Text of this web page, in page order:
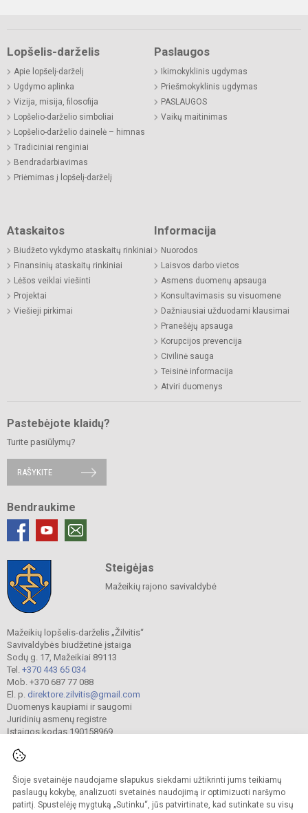
Šioje svetainėje naudojame slapukus siekdami užtikrinti jums teikiamų
paslaugų kokybę, analizuoti svetainės naudojimą ir optimizuoti naršymo
patirtį. Spustelėję mygtuką „Sutinku“, jūs patvirtinate, kad sutinkate su visų
Lopšelis-darželis
Apie lopšelį-darželį
Ugdymo aplinka
Vizija, misija, filosofija
Lopšelio-darželio simboliai
Lopšelio-darželio dainelė – himnas
Tradiciniai renginiai
Bendradarbiavimas
Priėmimas į lopšelį-darželį
Paslaugos
Ikimokyklinis ugdymas
Priešmokyklinis ugdymas
PASLAUGOS
Vaikų maitinimas
Ataskaitos
Biudžeto vykdymo ataskaitų rinkiniai
Finansinių ataskaitų rinkiniai
Lėšos veiklai viešinti
Projektai
Viešieji pirkimai
Informacija
Nuorodos
Laisvos darbo vietos
Asmens duomenų apsauga
Konsultavimasis su visuomene
Dažniausiai užduodami klausimai
Pranešėjų apsauga
Korupcijos prevencija
Civilinė sauga
Teisinė informacija
Atviri duomenys
Pastebėjote klaidų?
Turite pasiūlymų?
RAŠYKITE
Bendraukime
Steigėjas
Mažeikių rajono savivaldybė
Mažeikių lopšelis-darželis „Žilvitis“
Savivaldybės biudžetinė įstaiga
Sodų g. 17, Mažeikiai 89113
Tel. +370 443 65 034
Mob. +370 687 77 088
El. p. direktore.zilvitis@gmail.com
Duomenys kaupiami ir saugomi
Juridinių asmenų registre
Įstaigos kodas 190158969
© 2024. Mažeikių lopšelis-darželis „Žilvitis“. Visos teisės saugomos.
Kopijuoti turinį be raštiško įstaigos administracijos sutikimo griežtai draudžiama.
Prieinamumo paraiška Slapukų valdymas